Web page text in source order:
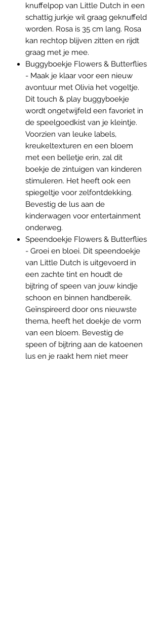
knuffelpop van Little Dutch in een
schattig jurkje wil graag geknuffeld
worden. Rosa is 35 cm lang. Rosa
kan rechtop blijven zitten en rijdt
graag met je mee.
Buggyboekje Flowers & Butterflies
- Maak je klaar voor een nieuw
avontuur met Olivia het vogeltje.
Dit touch & play buggyboekje
wordt ongetwijfeld een favoriet in
de speelgoedkist van je kleintje.
Voorzien van leuke labels,
kreukeltexturen en een bloem
met een belletje erin, zal dit
boekje de zintuigen van kinderen
stimuleren. Het heeft ook een
spiegeltje voor zelfontdekking.
Bevestig de lus aan de
kinderwagen voor entertainment
onderweg.
Speendoekje Flowers & Butterflies
- Groei en bloei. Dit speendoekje
van Little Dutch is uitgevoerd in
een zachte tint en houdt de
bijtring of speen van jouw kindje
schoon en binnen handbereik.
Geïnspireerd door ons nieuwste
thema, heeft het doekje de vorm
van een bloem. Bevestig de
speen of bijtring aan de katoenen
lus en je raakt hem niet meer